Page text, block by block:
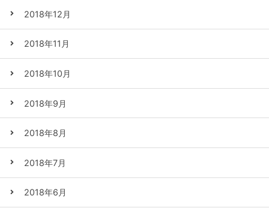
2018年12月
2018年11月
2018年10月
2018年9月
2018年8月
2018年7月
2018年6月